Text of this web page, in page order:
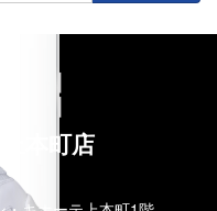
本町店